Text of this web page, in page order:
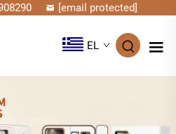
[email protected]
EL